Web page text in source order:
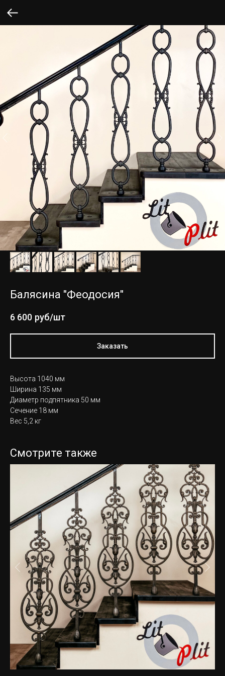
Балясина "Феодосия"
6 600 руб/шт
Заказать
Высота 1040 мм
Ширина 135 мм
Диаметр подпятника 50 мм
Сечение 18 мм
Вес 5,2 кг
Смотрите также